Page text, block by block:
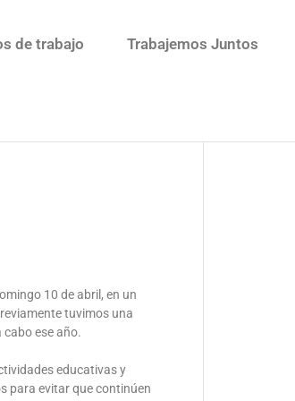
de trabajo Trabajemos Juntos
10 de abril, en un
tuvimos una
ese año.
educativas y
para evitar que continúen